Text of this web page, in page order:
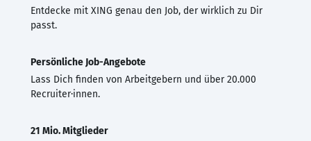
Entdecke mit XING genau den Job, der wirklich zu Dir
passt.
Persönliche Job-Angebote
Lass Dich finden von Arbeitgebern und über 20.000
Recruiter·innen.
21 Mio. Mitglieder